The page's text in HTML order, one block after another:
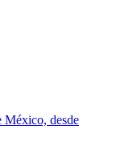
México, desde